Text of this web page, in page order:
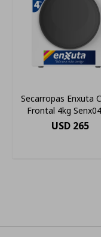
Secarropas Enxuta
Frontal 4kg
USD 265